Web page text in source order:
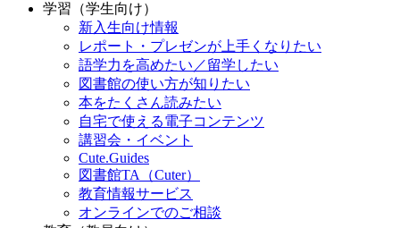
学習（学生向け）
新入生向け情報
レポート・プレゼンが上手くなりたい
語学力を高めたい／留学したい
図書館の使い方が知りたい
本をたくさん読みたい
自宅で使える電子コンテンツ
講習会・イベント
Cute.Guides
図書館TA（Cuter）
教育情報サービス
オンラインでのご相談